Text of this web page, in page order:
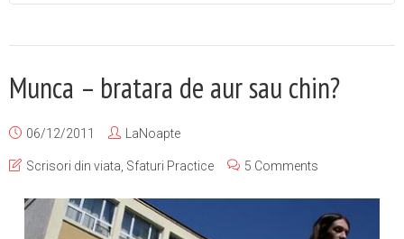
Munca – bratara de aur sau chin?
06/12/2011 LaNoapte
Scrisori din viata Sfaturi Practice 5 Comments